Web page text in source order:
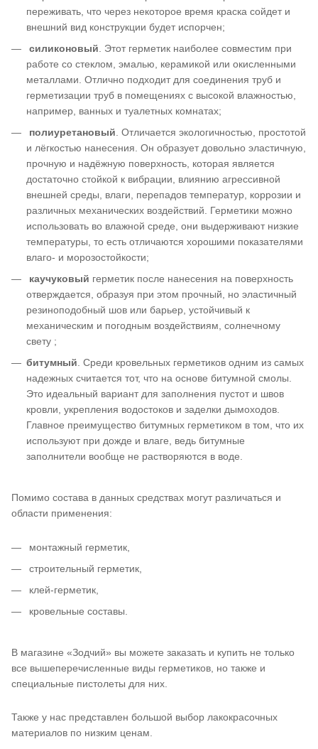
переживать, что через некоторое время краска сойдет и
внешний вид конструкции будет испорчен;
силиконовый . Этот герметик наиболее совместим при
работе со стеклом, эмалью, керамикой или окисленными
металлами. Отлично подходит для соединения труб и
герметизации труб в помещениях с высокой влажностью,
например, ванных и туалетных комнатах;
полиуретановый . Отличается экологичностью, простотой
и лёгкостью нанесения. Он образует довольно эластичную,
прочную и надёжную поверхность, которая является
достаточно стойкой к вибрации, влиянию агрессивной
внешней среды, влаги, перепадов температур, коррозии и
различных механических воздействий. Герметики можно
использовать во влажной среде, они выдерживают низкие
температуры, то есть отличаются хорошими показателями
влаго- и морозостойкости;
каучуковый герметик после нанесения на поверхность
отверждается, образуя при этом прочный, но эластичный
резиноподобный шов или барьер, устойчивый к
механическим и погодным воздействиям, солнечному
свету ;
битумный . Среди кровельных герметиков одним из самых
надежных считается тот, что на основе битумной смолы.
Это идеальный вариант для заполнения пустот и швов
кровли, укрепления водостоков и заделки дымоходов.
Главное преимущество битумных герметиком в том, что их
используют при дожде и влаге, ведь битумные
заполнители вообще не растворяются в воде.
Помимо состава в данных средствах могут различаться и
области применения:
монтажный герметик,
строительный герметик,
клей-герметик,
кровельные составы.
В магазине «Зодчий» вы можете заказать и купить не только
все вышеперечисленные виды герметиков, но также и
специальные пистолеты для них.
Также у нас представлен большой выбор лакокрасочных
материалов по низким ценам.